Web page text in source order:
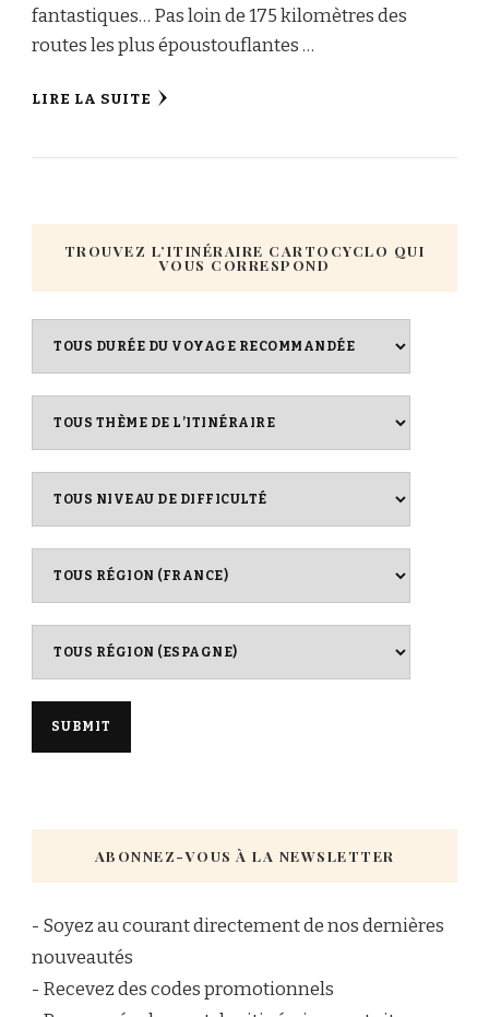
fantastiques… Pas loin de 175 kilomètres des
routes les plus époustouflantes …
LIRE LA SUITE
TROUVEZ L’ITINÉRAIRE CARTOCYCLO QUI
VOUS CORRESPOND
ABONNEZ-VOUS À LA NEWSLETTER
- Soyez au courant directement de nos dernières
nouveautés
- Recevez des codes promotionnels